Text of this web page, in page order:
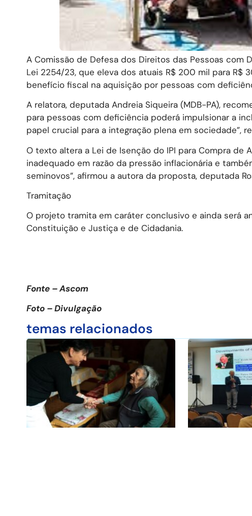
A Comissão de Defesa dos Direitos das Pessoas com
Lei 2254/23, que eleva dos atuais R$ 200 mil para R$
benefício fiscal na aquisição por pessoas com
A relatora, deputada Andreia Siqueira (MDB-PA),
para pessoas com deficiência poderá impulsionar a
papel crucial para a integração plena em sociedade”,
O texto altera a Lei de Isenção do IPI para Compra de
inadequado em razão da pressão inflacionária e
seminovos”, afirmou a autora da proposta, deputada
Tramitação
O projeto tramita em caráter conclusivo e ainda será
Constituição e Justiça e de Cidadania.
Fonte – Ascom
Foto – Divulgação
temas relacionados